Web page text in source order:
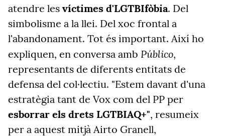
atendre les víctimes d'LGTBIfòbia. Del
simbolisme a la llei. Del xoc frontal a
l'abandonament. Tot és important. Així ho
expliquen, en conversa amb Público,
representants de diferents entitats de
defensa del col·lectiu. "Estem davant d'una
estratègia tant de Vox com del PP per
esborrar els drets LGTBIAQ+", resumeix
per a aquest mitjà Airto Granell,